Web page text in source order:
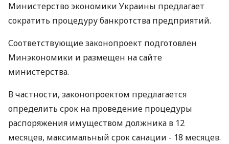
Министерство экономики Украины предлагает
сократить процедуру банкротства предприятий.
Соответствующие законопроект подготовлен
Минэкономики и размещен на сайте
министерства.
В частности, законопроектом предлагается
определить срок на проведение процедуры
распоряжения имуществом должника в 12
месяцев, максимальный срок санации - 18 месяцев.